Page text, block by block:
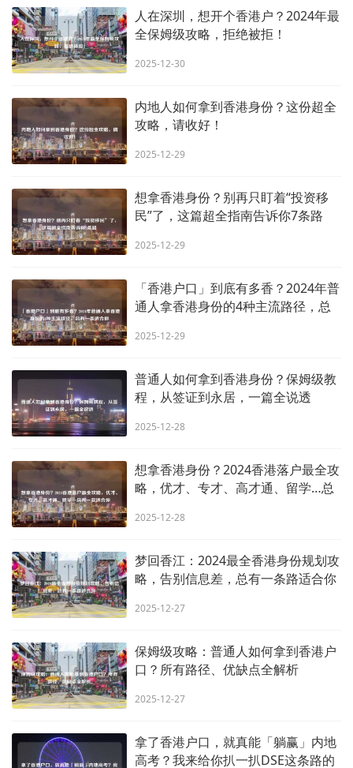
人在深圳，想开个香港户？2024年最
全保姆级攻略，拒绝被拒！
2025-12-30
内地人如何拿到香港身份？这份超全
攻略，请收好！
2025-12-29
想拿香港身份？别再只盯着“投资移
民”了，这篇超全指南告诉你7条路
2025-12-29
「香港户口」到底有多香？2024年普
通人拿香港身份的4种主流路径，总
2025-12-29
普通人如何拿到香港身份？保姆级教
程，从签证到永居，一篇全说透
2025-12-28
想拿香港身份？2024香港落户最全攻
略，优才、专才、高才通、留学…总
2025-12-28
梦回香江：2024最全香港身份规划攻
略，告别信息差，总有一条路适合你
2025-12-27
保姆级攻略：普通人如何拿到香港户
口？所有路径、优缺点全解析
2025-12-27
拿了香港户口，就真能「躺赢」内地
高考？我来给你扒一扒DSE这条路的